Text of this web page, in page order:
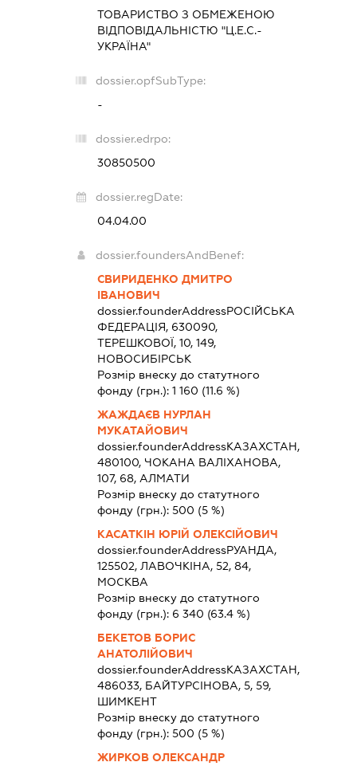
ТОВАРИСТВО З ОБМЕЖЕНОЮ
ВІДПОВІДАЛЬНІСТЮ "Ц.Е.С.-
УКРАЇНА"
dossier.opfSubType:
-
dossier.edrpo:
30850500
dossier.regDate:
04.04.00
dossier.foundersAndBenef:
СВИРИДЕНКО ДМИТРО
ІВАНОВИЧ
dossier.founderAddressРОСІЙСЬКА
ФЕДЕРАЦІЯ, 630090,
ТЕРЕШКОВОЇ, 10, 149,
НОВОСИБІРСЬК
Розмір внеску до статутного
фонду (грн.): 1 160 (11.6 %)
ЖАЖДАЄВ НУРЛАН
МУКАТАЙОВИЧ
dossier.founderAddressКАЗАХСТАН,
480100, ЧОКАНА ВАЛІХАНОВА,
107, 68, АЛМАТИ
Розмір внеску до статутного
фонду (грн.): 500 (5 %)
КАСАТКІН ЮРІЙ ОЛЕКСІЙОВИЧ
dossier.founderAddressРУАНДА,
125502, ЛАВОЧКІНА, 52, 84,
МОСКВА
Розмір внеску до статутного
фонду (грн.): 6 340 (63.4 %)
БЕКЕТОВ БОРИС
АНАТОЛІЙОВИЧ
dossier.founderAddressКАЗАХСТАН,
486033, БАЙТУРСІНОВА, 5, 59,
ШИМКЕНТ
Розмір внеску до статутного
фонду (грн.): 500 (5 %)
ЖИРКОВ ОЛЕКСАНДР